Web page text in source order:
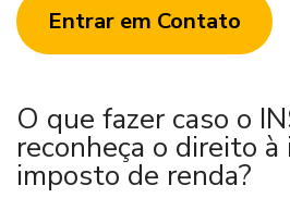
Entrar em Contato
O que fazer caso o
reconheça o direito à
imposto de renda?